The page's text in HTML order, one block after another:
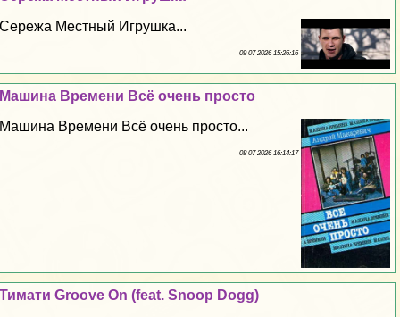
Сережа Местный Игрушка...
09 07 2026 15:26:16
Машина Времени Всё очень просто
Машина Времени Всё очень просто...
08 07 2026 16:14:17
Тимати Groove On (feat. Snoop Dogg)